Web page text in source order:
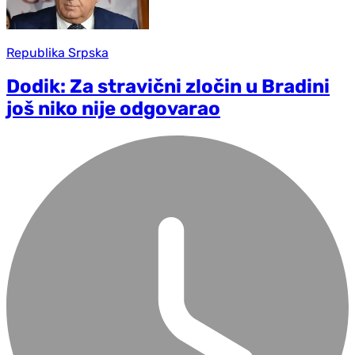
Republika Srpska
Dodik: Za stravični zločin u Bradini
još niko nije odgovarao